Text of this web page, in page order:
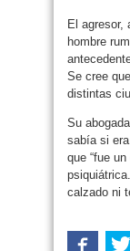
El agresor,
hombre
Se cree
distintas
Su
sabía si
que “fue
calzado ni